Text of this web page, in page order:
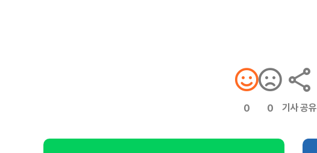
0 0 기사 공유